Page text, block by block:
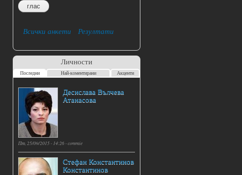
Всички анкети Резултати
Личности
Последни Най-коментирани Акценти
Десислава Вълчева
Атанасова
Пт, 25/09/2015 - 14:26 -commie
Стефан Константинов
Константинов